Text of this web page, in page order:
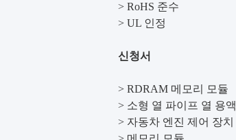
> RoHS 준수
> UL 인정
신청서
> RDRAM 메모리 모듈
> 소형 열 파이프 열 용액
> 자동차 엔진 제어 장치